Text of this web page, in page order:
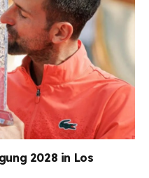
2028 in Los